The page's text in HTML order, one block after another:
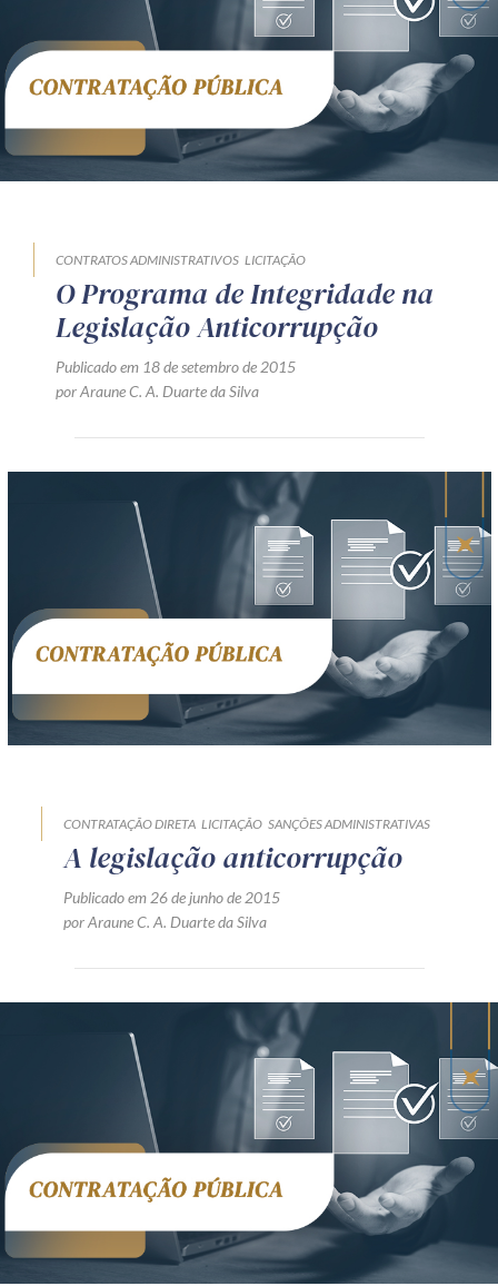
Receba por RSS
Av. Sete de Setembro, 4698
Batel
Curitiba/PR CEP 80240-000
CONTRATOS ADMINISTRATIVOS LICITAÇÃO
O Programa de Integridade na
Legislação Anticorrupção
Publicado em 18 de setembro de 2015
por Araune C. A. Duarte da Silva
CONTRATAÇÃO DIRETA LICITAÇÃO SANÇÕES ADMINISTRATIVAS
A legislação anticorrupção
Publicado em 26 de junho de 2015
por Araune C. A. Duarte da Silva